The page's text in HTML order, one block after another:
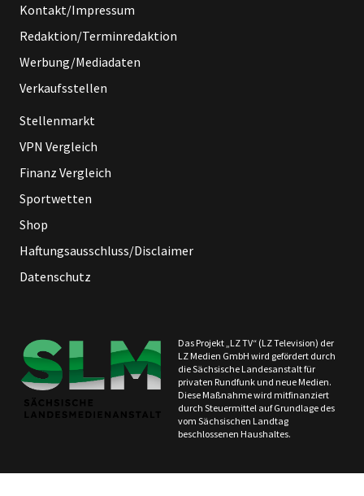
Kontakt/Impressum
Redaktion/Terminredaktion
Werbung/Mediadaten
Verkaufsstellen
Stellenmarkt
VPN Vergleich
Finanz Vergleich
Sportwetten
Shop
Haftungsausschluss/Disclaimer
Datenschutz
Das Projekt „LZ TV“ (LZ Television) der
LZ Medien GmbH wird gefördert durch
die Sächsische Landesanstalt für
privaten Rundfunk und neue Medien.
Diese Maßnahme wird mitfinanziert
durch Steuermittel auf Grundlage des
vom Sächsischen Landtag
beschlossenen Haushaltes.